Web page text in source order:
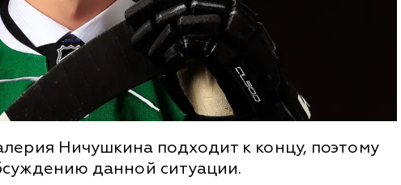
Ничушкина подходит к концу, поэтому
данной ситуации.